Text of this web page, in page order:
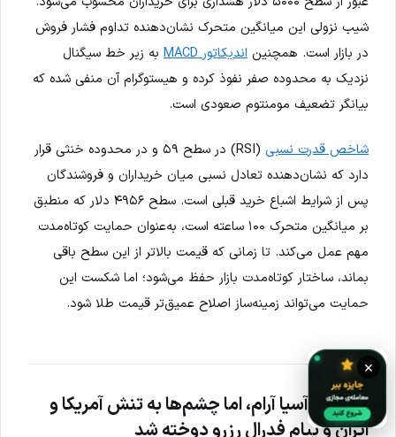
شیب نزولی این میانگین متحرک نشان‌دهنده تداوم فشار فروش
در بازار است. همچنین اندیکاتور MACD
به زیر خط سیگنال
نزدیک به محدوده صفر نفوذ کرده و هیستوگرام آن منفی شده که
بیانگر تضعیف مومنتوم صعودی است.
شاخص قدرت نسبی
(RSI) در سطح ۵۹ و در محدوده خنثی قرار
دارد که نشان‌دهنده تعادل نسبی میان خریداران و فروشندگان
پس از شرایط اشباع خرید قبلی است. سطح ۴۹۵۶ دلار که منطبق
بر میانگین متحرک ۱۰۰ ساعته است، به‌عنوان حمایت کوتاه‌مدت
مهم عمل می‌کند. تا زمانی که قیمت بالاتر از این سطح باقی
بماند، ساختار کوتاه‌مدت بازار حفظ می‌شود؛ اما شکست این
حمایت می‌تواند زمینه‌ساز اصلاح عمیق‌تر قیمت طلا شود.
بازارهای آسیا آرام، اما چشم‌ها به تنش آمریکا و
ایران و پیام فدرال رزرو دوخته شد
×